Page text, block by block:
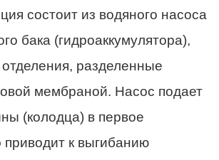
состоит из водяного насоса
бака (гидроаккумулятора),
разделенные
мембраной. Насос подает
(колодца) в первое
приводит к выгибанию